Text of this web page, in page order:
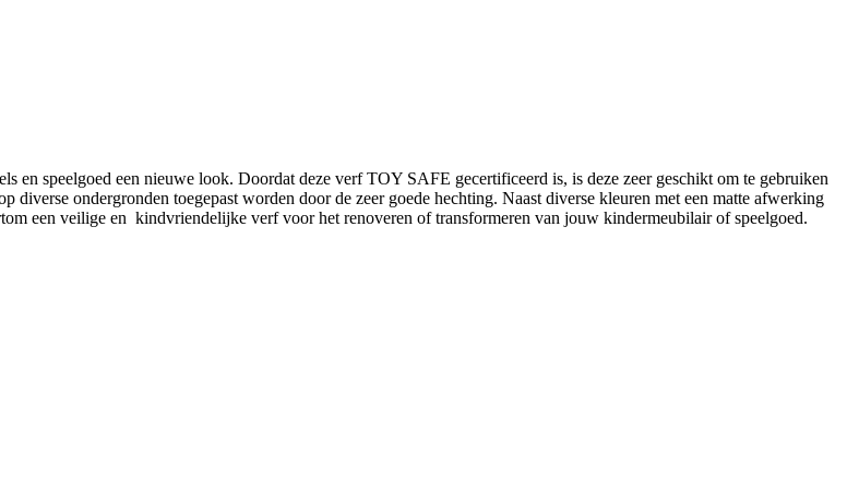
en speelgoed een nieuwe look. Doordat deze verf TOY SAFE gecertificeerd is, is deze zeer geschikt om te gebruiken
ondergronden toegepast worden door de zeer goede hechting. Naast diverse kleuren met een matte afwerking
een veilige en kindvriendelijke verf voor het renoveren of transformeren van jouw kindermeubilair of speelgoed.